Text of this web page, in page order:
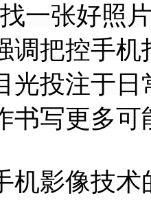
一张好照
调把控手
光投注于
书写更多可
机影像技